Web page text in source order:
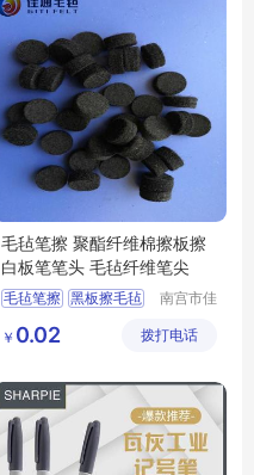
毛毡笔擦 聚酯纤维棉擦板擦
白板笔笔头 毛毡纤维笔尖
毛毡笔擦 黑板擦毛毡
毛毡文具
南宫市佳
品有限公
￥ 0.02 拨打电话